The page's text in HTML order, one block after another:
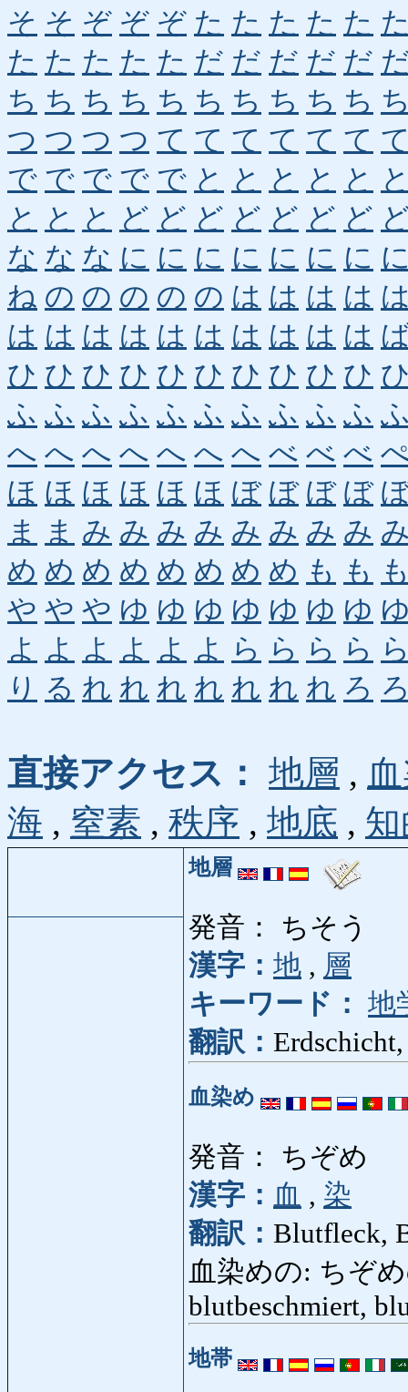
そ そ ぞ ぞ ぞ た た た た た
た た た た た だ だ だ だ だ
ち ち ち ち ち ち ち ち ち ち
つ つ つ つ て て て て て て
で で で で で と と と と と
と と と ど ど ど ど ど ど ど
な な な に に に に に に に
ね の の の の の は は は は
は は は は は は は は は は
ひ ひ ひ ひ ひ ひ ひ ひ ひ ひ
ふ ふ ふ ふ ふ ふ ふ ふ ふ ふ
へ へ へ へ へ へ へ べ べ べ
ほ ほ ほ ほ ほ ほ ぼ ぼ ぼ ぼ
ま
ま み み み み み み み み
め め め め め め め め も も
や や や ゆ ゆ ゆ ゆ ゆ ゆ ゆ
よ よ よ よ よ よ ら ら ら ら
り る れ れ れ れ れ れ れ ろ
直接アクセス： 地層 ,
海 , 窒素 , 秩序 , 地底 ,
地層
発音： ちそう
漢字： 地 , 層
キーワード： 地
翻訳：
血染め
発音： ちぞめ
漢字： 血 , 染
翻訳： Blutfleck,
血染めの: ちぞ
blutbeschmiert,
地帯